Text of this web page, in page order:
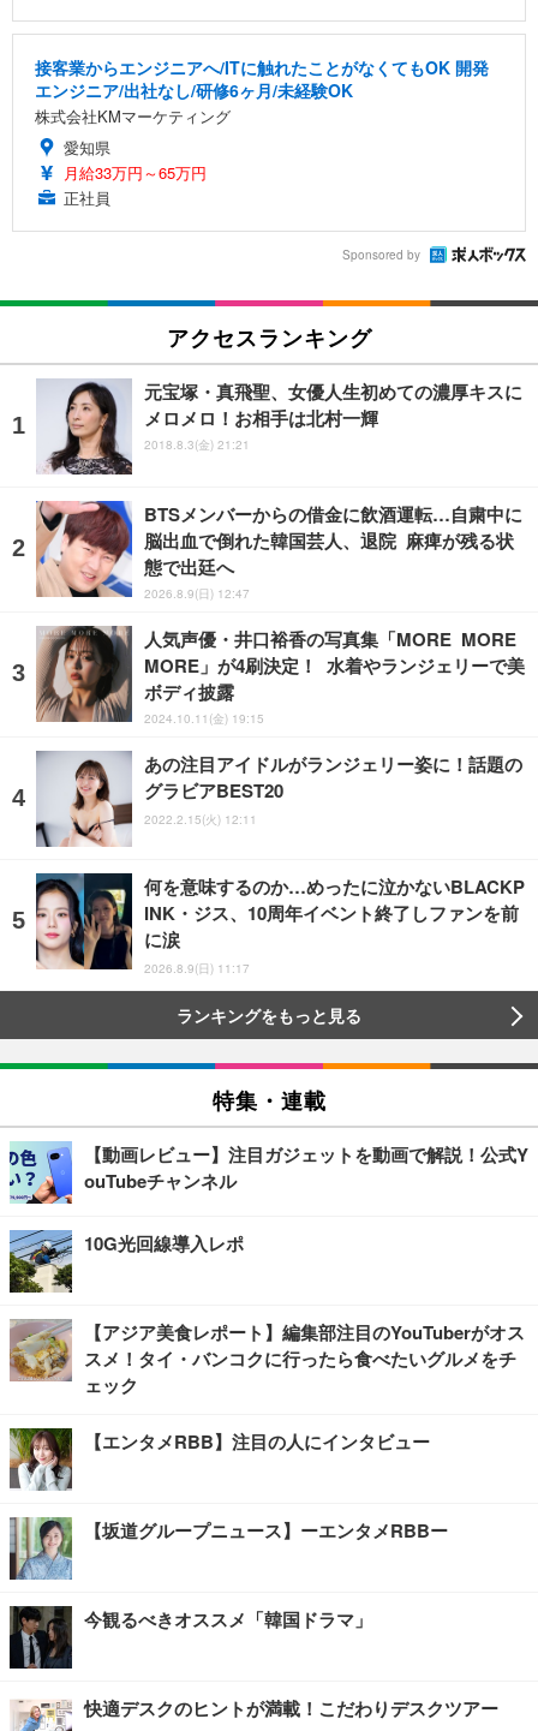
接客業からエンジニアへ/ITに触れたことがなくてもOK 開発
エンジニア/出社なし/研修6ヶ月/未経験OK
株式会社KMマーケティング
愛知県
月給33万円～65万円
正社員
Sponsored by
アクセスランキング
元宝塚・真飛聖、女優人生初めての濃厚キスに
メロメロ！お相手は北村一輝
2018.8.3(金) 21:21
BTSメンバーからの借金に飲酒運転…自粛中に
脳出血で倒れた韓国芸人、退院 麻痺が残る状
態で出廷へ
2026.8.9(日) 12:47
人気声優・井口裕香の写真集「MORE MORE
MORE」が4刷決定！ 水着やランジェリーで美
ボディ披露
2024.10.11(金) 19:15
あの注目アイドルがランジェリー姿に！話題の
グラビアBEST20
2022.2.15(火) 12:11
何を意味するのか…めったに泣かないBLACKP
INK・ジス、10周年イベント終了しファンを前
に涙
2026.8.9(日) 11:17
ランキングをもっと見る
特集・連載
【動画レビュー】注目ガジェットを動画で解説！公式Y
ouTubeチャンネル
10G光回線導入レポ
【アジア美食レポート】編集部注目のYouTuberがオス
スメ！タイ・バンコクに行ったら食べたいグルメをチ
ェック
【エンタメRBB】注目の人にインタビュー
【坂道グループニュース】ーエンタメRBBー
今観るべきオススメ「韓国ドラマ」
快適デスクのヒントが満載！こだわりデスクツアー